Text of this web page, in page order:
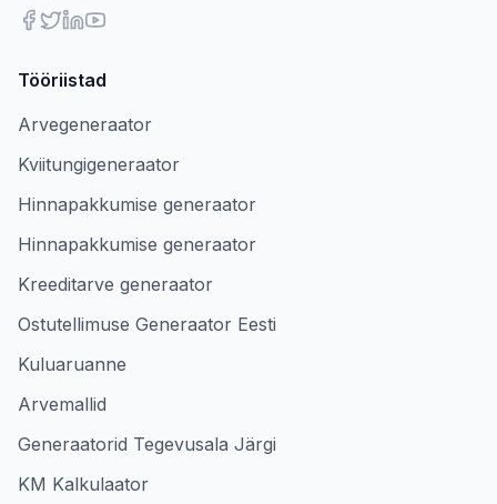
Tööriistad
Arvegeneraator
Kviitungigeneraator
Hinnapakkumise generaator
Hinnapakkumise generaator
Kreeditarve generaator
Ostutellimuse Generaator Eesti
Kuluaruanne
Arvemallid
Generaatorid Tegevusala Järgi
KM Kalkulaator